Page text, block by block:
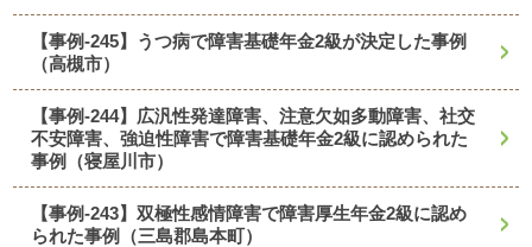
【事例-245】うつ病で障害基礎年金2級が決定した事例
（高槻市）
【事例-244】広汎性発達障害、注意欠如多動障害、社交
不安障害、強迫性障害で障害基礎年金2級に認められた
事例（寝屋川市）
【事例-243】双極性感情障害で障害厚生年金2級に認め
られた事例（三島郡島本町）